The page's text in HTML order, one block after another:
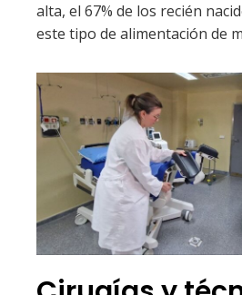
alta, el 67% de los recién
este tipo de alimentación de